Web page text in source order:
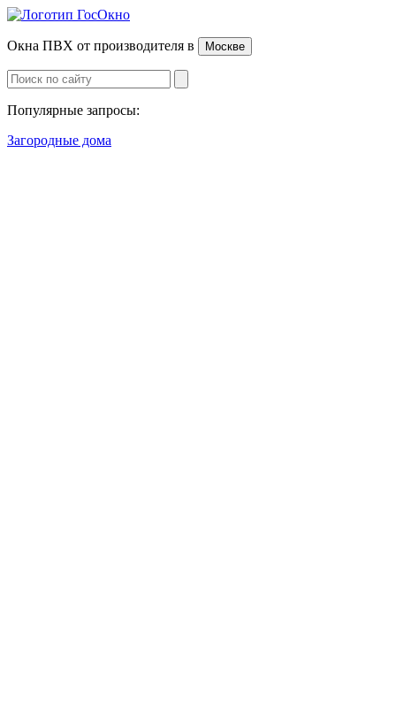
Окна ПВХ от производителя в Москве
Популярные запросы:
Загородные дома